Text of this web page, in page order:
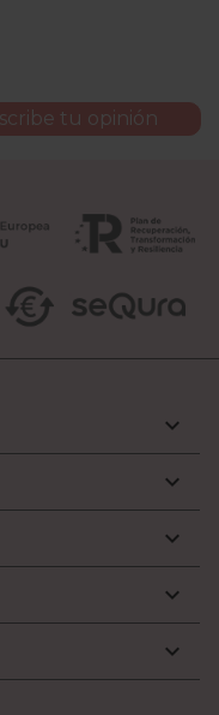
tu opinión




